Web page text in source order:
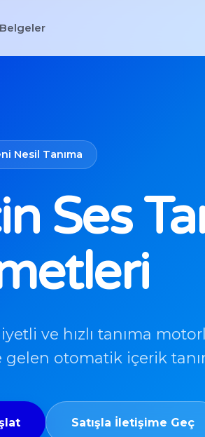
Nesil Tanıma
Ses
ve hızlı tanıma
otomatik içerik
Satışla İletişime Geç